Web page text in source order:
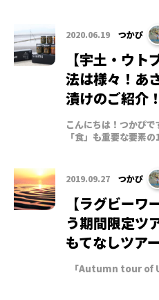
2020.06.19 つかぴ
【宇土・ウ
法は様々！あ
漬けのご紹介
こんにちは！つかぴ
「食」も重要な要素
2019.09.27 つかぴ
【ラグビー
う期間限定ツ
もてなしツア
「Autumn tour of